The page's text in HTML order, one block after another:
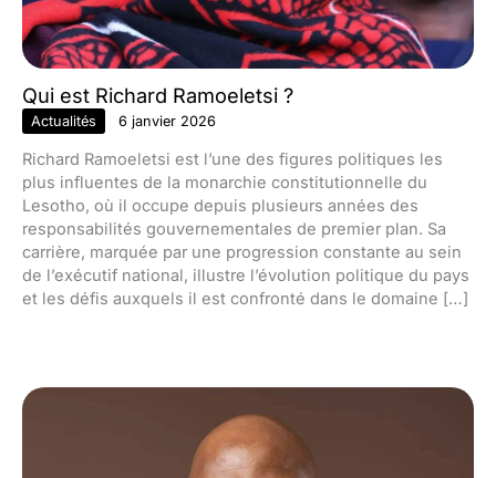
Qui est Richard Ramoeletsi ?
Actualités 6 janvier 2026
Richard Ramoeletsi est l’une des figures politiques les
plus influentes de la monarchie constitutionnelle du
Lesotho, où il occupe depuis plusieurs années des
responsabilités gouvernementales de premier plan. Sa
carrière, marquée par une progression constante au sein
de l’exécutif national, illustre l’évolution politique du pays
et les défis auxquels il est confronté dans le domaine […]